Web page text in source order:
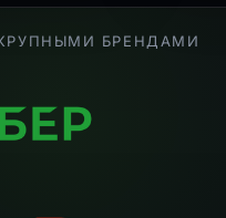
БРЕНДАМИ